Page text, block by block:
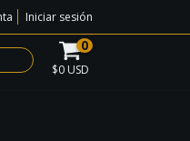
Iniciar sesión
0
$0 USD